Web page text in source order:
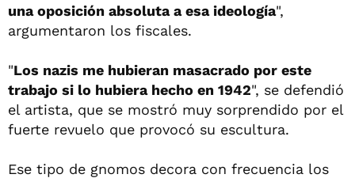
una oposición absoluta a esa ideología",
argumentaron los fiscales.
"Los nazis me hubieran masacrado por este
trabajo si lo hubiera hecho en 1942", se defendió
el artista, que se mostró muy sorprendido por el
fuerte revuelo que provocó su escultura.
Ese tipo de gnomos decora con frecuencia los